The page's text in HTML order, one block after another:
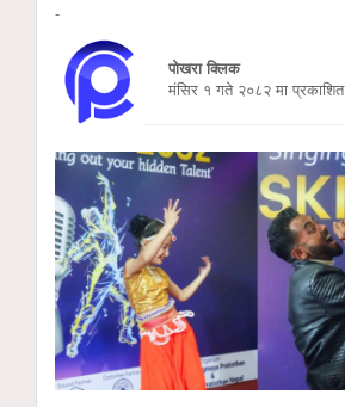
-
पोखरा क्लिक
मंसिर १ गते २०८२ मा प्रकाशित